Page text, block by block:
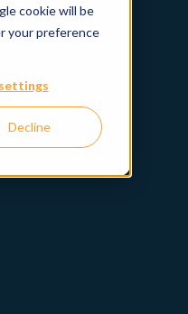
cookie will be
your preference
Decline